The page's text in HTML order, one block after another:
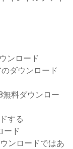
ンロード
ダウンロード
無料ダウンロー
する
ード
ンロードではあ